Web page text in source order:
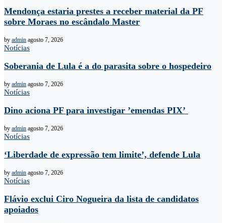
Mendonça estaria prestes a receber material da PF
sobre Moraes no escândalo Master
by admin agosto 7, 2026
Notícias
Soberania de Lula é a do parasita sobre o hospedeiro
by admin agosto 7, 2026
Notícias
Dino aciona PF para investigar ’emendas PIX’
by admin agosto 7, 2026
Notícias
‘Liberdade de expressão tem limite’, defende Lula
by admin agosto 7, 2026
Notícias
Flávio exclui Ciro Nogueira da lista de candidatos
apoiados